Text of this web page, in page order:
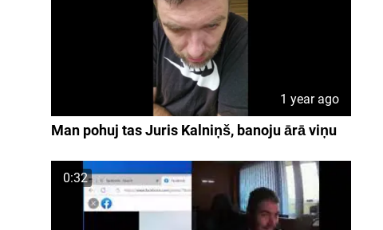
1 year ago
Man pohuj tas Juris Kalniņš, banoju ārā viņu
0:32